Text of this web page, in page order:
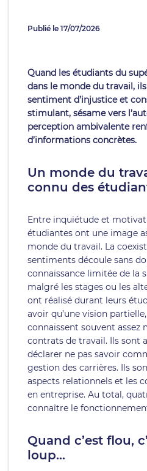
Publié le 17/07/2026
Quand les étudiants du
dans le monde du travail,
sentiment d’injustice et
stimulant, sésame vers
perception ambivalente
d’informations concrètes.
Un monde du
connu des
Entre inquiétude et
étudiantes ont une image
monde du travail. La
sentiments découle sans
connaissance limitée de la
malgré les stages ou les
ont réalisé durant leurs
avoir qu’une vision
connaissent souvent assez
contrats de travail. Ils sont
déclarer ne pas savoir
gestion des carrières. Ils
aspects relationnels et les
en entreprise. Au total,
connaître le
Quand c’est flou,
loup…